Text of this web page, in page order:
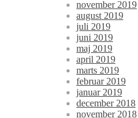
november 2019
august 2019
juli 2019
juni 2019
maj 2019
april 2019
marts 2019
februar 2019
januar 2019
december 2018
november 2018